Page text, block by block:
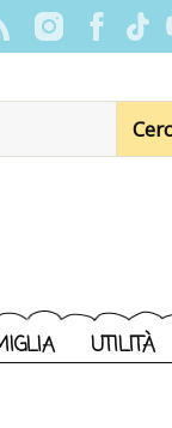
UTILITÀ